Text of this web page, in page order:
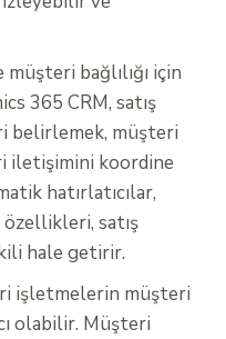
bağlılığı için
365 CRM, satış
belirlemek, müşteri
iletişimini koordine
hatırlatıcılar,
satış
hale getirir.
işletmelerin müşteri
olabilir. Müşteri